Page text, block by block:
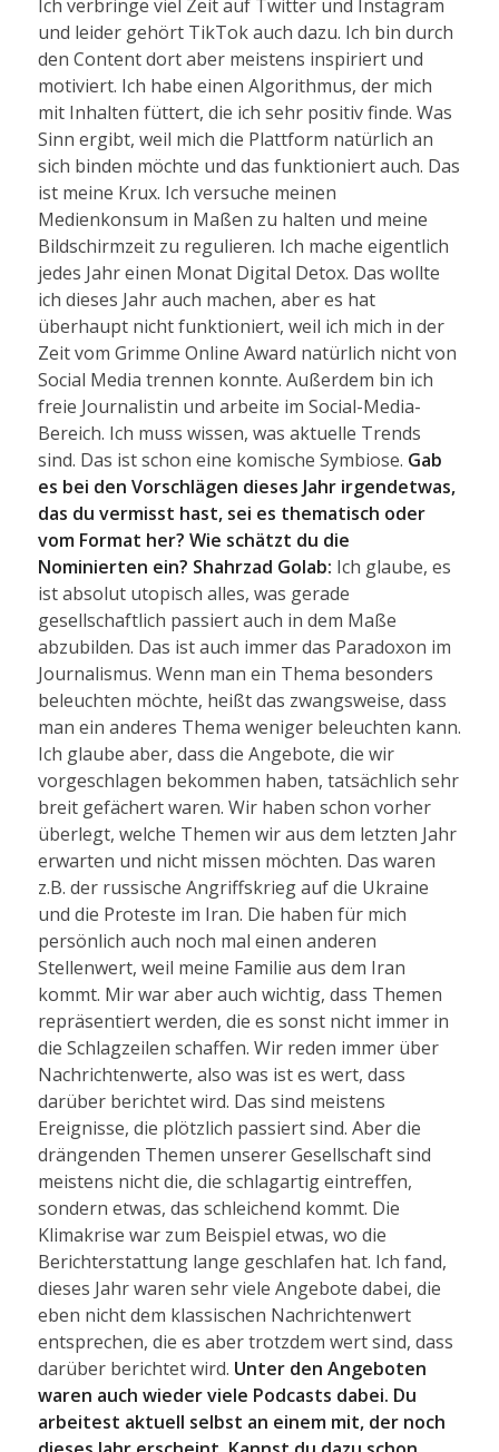
Ich verbringe viel Zeit auf Twitter und Instagram
und leider gehört TikTok auch dazu. Ich bin durch
den Content dort aber meistens inspiriert und
motiviert. Ich habe einen Algorithmus, der mich
mit Inhalten füttert, die ich sehr positiv finde. Was
Sinn ergibt, weil mich die Plattform natürlich an
sich binden möchte und das funktioniert auch. Das
ist meine Krux. Ich versuche meinen
Medienkonsum in Maßen zu halten und meine
Bildschirmzeit zu regulieren. Ich mache eigentlich
jedes Jahr einen Monat Digital Detox. Das wollte
ich dieses Jahr auch machen, aber es hat
überhaupt nicht funktioniert, weil ich mich in der
Zeit vom Grimme Online Award natürlich nicht von
Social Media trennen konnte. Außerdem bin ich
freie Journalistin und arbeite im Social-Media-
Bereich. Ich muss wissen, was aktuelle Trends
sind. Das ist schon eine komische Symbiose. Gab
es bei den Vorschlägen dieses Jahr irgendetwas,
das du vermisst hast, sei es thematisch oder
vom Format her? Wie schätzt du die
Nominierten ein? Shahrzad Golab: Ich glaube, es
ist absolut utopisch alles, was gerade
gesellschaftlich passiert auch in dem Maße
abzubilden. Das ist auch immer das Paradoxon im
Journalismus. Wenn man ein Thema besonders
beleuchten möchte, heißt das zwangsweise, dass
man ein anderes Thema weniger beleuchten kann.
Ich glaube aber, dass die Angebote, die wir
vorgeschlagen bekommen haben, tatsächlich sehr
breit gefächert waren. Wir haben schon vorher
überlegt, welche Themen wir aus dem letzten Jahr
erwarten und nicht missen möchten. Das waren
z.B. der russische Angriffskrieg auf die Ukraine
und die Proteste im Iran. Die haben für mich
persönlich auch noch mal einen anderen
Stellenwert, weil meine Familie aus dem Iran
kommt. Mir war aber auch wichtig, dass Themen
repräsentiert werden, die es sonst nicht immer in
die Schlagzeilen schaffen. Wir reden immer über
Nachrichtenwerte, also was ist es wert, dass
darüber berichtet wird. Das sind meistens
Ereignisse, die plötzlich passiert sind. Aber die
drängenden Themen unserer Gesellschaft sind
meistens nicht die, die schlagartig eintreffen,
sondern etwas, das schleichend kommt. Die
Klimakrise war zum Beispiel etwas, wo die
Berichterstattung lange geschlafen hat. Ich fand,
dieses Jahr waren sehr viele Angebote dabei, die
eben nicht dem klassischen Nachrichtenwert
entsprechen, die es aber trotzdem wert sind, dass
darüber berichtet wird. Unter den Angeboten
waren auch wieder viele Podcasts dabei. Du
arbeitest aktuell selbst an einem mit, der noch